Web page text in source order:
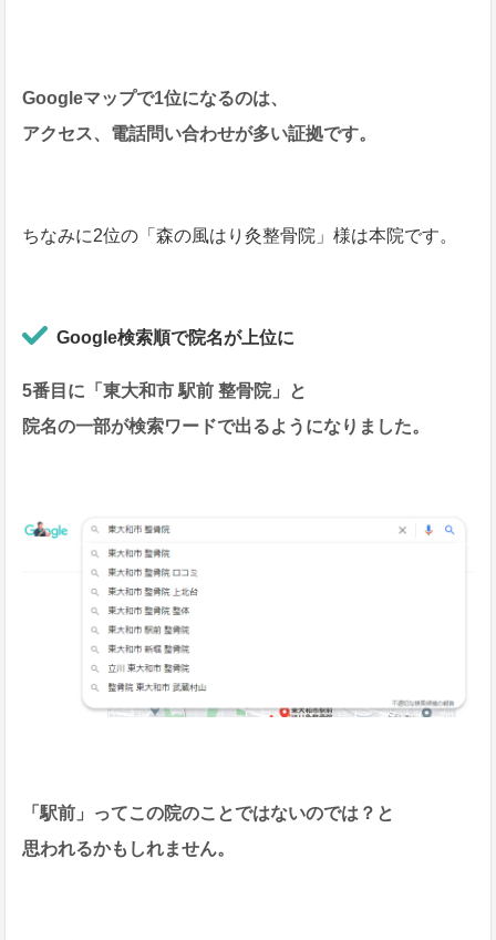
Googleマップで1位になるのは、
アクセス、電話問い合わせが多い証拠です。
ちなみに2位の「森の風はり灸整骨院」様は本院です。
Google検索順で院名が上位に
5番目に「東大和市 駅前 整骨院」と
院名の一部が検索ワードで出るようになりました。
「駅前」ってこの院のことではないのでは？と
思われるかもしれません。